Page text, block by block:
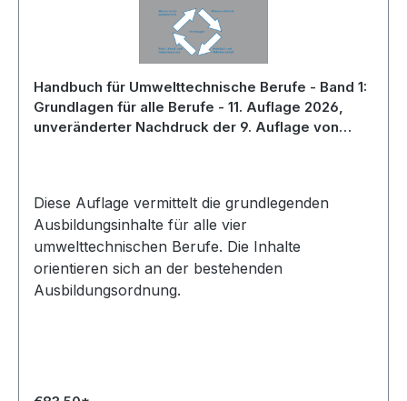
Handbuch für Umwelttechnische Berufe - Band 1:
Grundlagen für alle Berufe - 11. Auflage 2026,
unveränderter Nachdruck der 9. Auflage von
Diese Auflage vermittelt die grundlegenden
Ausbildungsinhalte für alle vier
umwelttechnischen Berufe. Die Inhalte
orientieren sich an der bestehenden
Ausbildungsordnung.